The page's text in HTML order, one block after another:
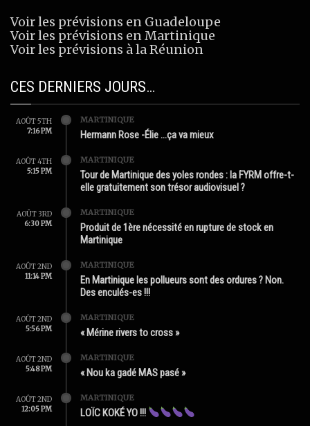
Voir les prévisions en Guadeloupe
Voir les prévisions en Martinique
Voir les prévisions à la Réunion
CES DERNIERS JOURS…
AOÛT 5TH
7:16 PM
MARTINIQUE
Hermann Rose -Élie …ça va mieux
AOÛT 4TH
5:15 PM
MARTINIQUE
Tour de Martinique des yoles rondes : la FYRM offre-t-
elle gratuitement son trésor audiovisuel ?
AOÛT 3RD
6:30 PM
MARTINIQUE
Produit de 1ère nécessité en rupture de stock en
Martinique
AOÛT 2ND
11:14 PM
MARTINIQUE
En Martinique les pollueurs sont des ordures ? Non.
Des enculés-es !!!
AOÛT 2ND
5:56 PM
MARTINIQUE
« Mérine rivers to cross »
AOÛT 2ND
5:48 PM
MARTINIQUE
« Nou ka gadé MAS pasé »
AOÛT 2ND
12:05 PM
MARTINIQUE
LOÏC KOKÉ YO !!!